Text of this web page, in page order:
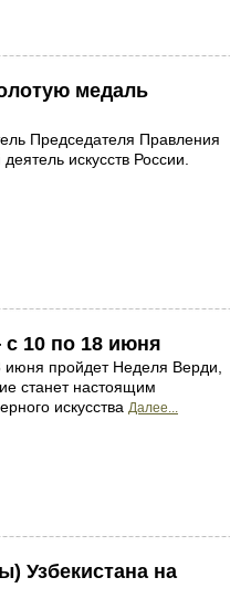
медаль
Председателя Правления
искусств России.
10 по 18 июня
пройдет Неделя Верди,
станет настоящим
искусства Далее...
Узбекистана на